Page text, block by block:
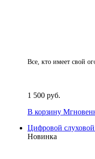
Все, кто имеет свой
1 500 руб.
В корзину
Цифровой
Новинка